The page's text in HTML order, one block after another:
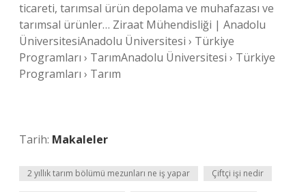
ticareti, tarımsal ürün depolama ve muhafazası ve
tarımsal ürünler… Ziraat Mühendisliği | Anadolu
ÜniversitesiAnadolu Üniversitesi › Türkiye
Programları › TarımAnadolu Üniversitesi › Türkiye
Programları › Tarım
Tarih: Makaleler
2 yıllık tarım bölümü mezunları ne iş yapar Çiftçi işi nedir